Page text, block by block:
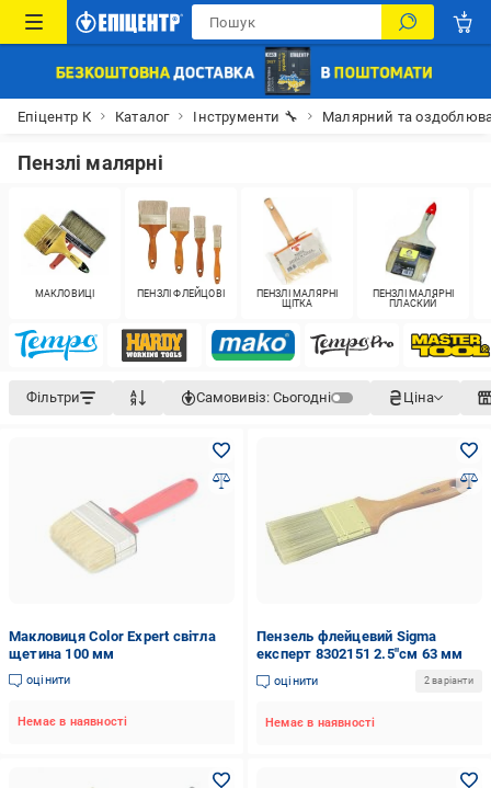
Епіцентр К Каталог Інструменти 🔧 Малярний та
Пензлі малярні
МАКЛОВИЦІ ПЕНЗЛІ ФЛЕЙЦОВІ
ПЕНЗЛІ МАЛЯРНІ
ЩІТКА
ПЕНЗЛІ МАЛЯРНІ
ПЛАСКИЙ
Фільтри Самовивіз: Сьогодні Ціна
Макловиця Color Expert світла
щетина 100 мм
оцінити
Немає в наявності
Пензель флейцевий Sigma
експерт 8302151 2.5"см 63 мм
оцінити 2 варіанти
Немає в наявності